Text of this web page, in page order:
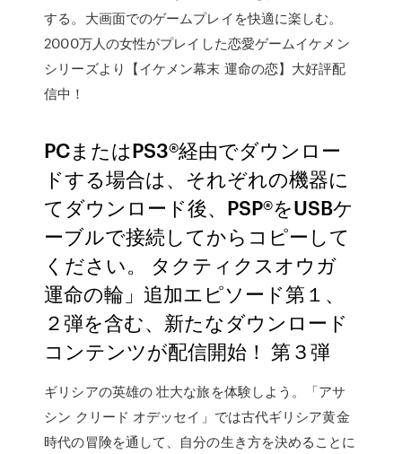
する。大画面でのゲームプレイを快適に楽しむ。
2000万人の女性がプレイした恋愛ゲームイケメン
シリーズより【イケメン幕末 運命の恋】大好評配
信中！
PCまたはPS3®経由でダウンロー
ドする場合は、それぞれの機器に
てダウンロード後、PSP®をUSBケ
ーブルで接続してからコピーして
ください。 タクティクスオウガ
運命の輪」追加エピソード第１、
２弾を含む、新たなダウンロード
コンテンツが配信開始！ 第３弾
ギリシアの英雄の 壮大な旅を体験しよう。「アサ
シン クリード オデッセイ」では古代ギリシア黄金
時代の冒険を通して、自分の生き方を決めることに